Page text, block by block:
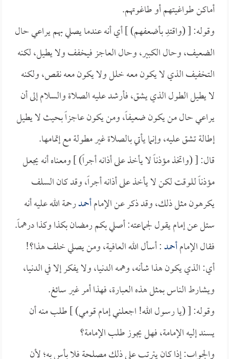
أماكن طواغيتهم أو طاغوتهم.
وقوله: [ (واقتدِ بأضعفهم) ] أي أنه عندما يصلي بهم يراعي حال
الضعيف، وحال الكبير، وحال العاجز فيخفف ولا يطيل، لكنه
التخفيف الذي لا يكون معه خلل ولا يكون معه نقص، ولكنه
لا يطيل الطول الذي يشق، فأرشد عليه الصلاة والسلام إلى أن
يراعي حال من يكون ضعيفاً، ومن يكون عاجزاً بحيث لا يطيل
إطالة تشق عليه، وإنما يأتي بالصلاة غير مطولة مع إتمامها.
قال: [ (واتخذ مؤذناً لا يأخذ على أذانه أجراً) ] ومعناه أنه يجعل
مؤذناً للوقت لكن لا يأخذ على أذانه أجراً، وقد كان السلف
يكرهون مثل ذلك، وقد ذكر عن الإمامأحمدرحمة الله عليه أنه
سئل عن إمام يقول لجماعته: أصلي بكم رمضان بكذا وكذا درهماً.
فقال الإمامأحمد: أسأل الله العافية، ومن يصلي خلف هذا؟!
أي: الذي يكون هذا شأنه، وهمه الدنيا، ولا يفكر إلا في الدنيا،
ويشارط الناس بمثل هذه العبارة، فهذا أمر غير سائغ.
وقوله: [ (يا رسول الله! اجعلني إمام قومي) ] طلب منه أن
يسند إليه الإمامة، فهل يجوز طلب الإمامة؟